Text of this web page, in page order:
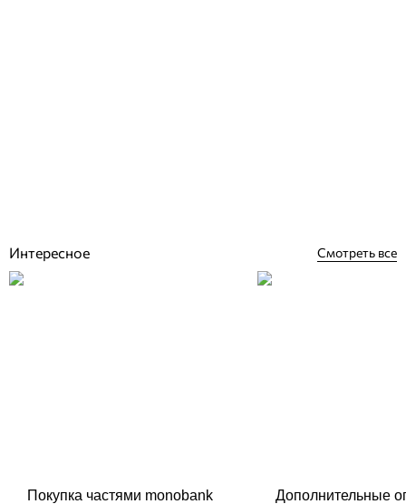
Интересное Смотреть все
Покупка частями monobank
Дополнительные